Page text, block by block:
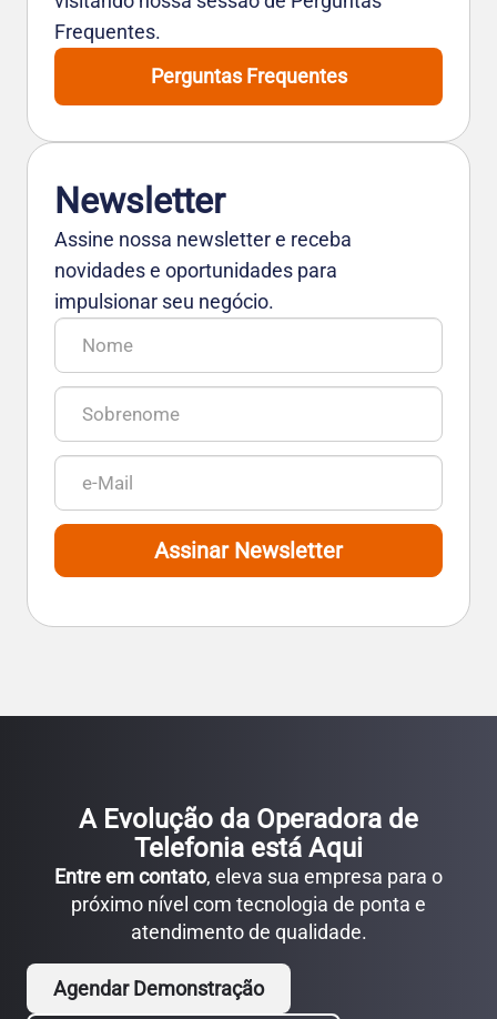
Frequentes.
Perguntas Frequentes
Newsletter
Assine nossa newsletter e receba
novidades e oportunidades para
impulsionar seu negócio.
Assinar Newsletter
A Evolução da Operadora de
Telefonia está Aqui
Entre em contato, eleva sua empresa para o
próximo nível com tecnologia de ponta e
atendimento de qualidade.
Agendar Demonstração